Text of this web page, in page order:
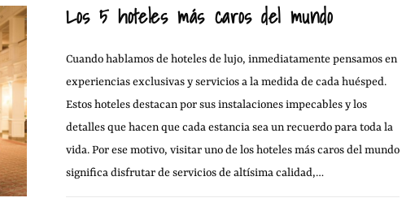
Los 5 hoteles más caros del mundo
Cuando hablamos de hoteles de lujo, inmediatamente pensamos en
experiencias exclusivas y servicios a la medida de cada huésped.
Estos hoteles destacan por sus instalaciones impecables y los
detalles que hacen que cada estancia sea un recuerdo para toda la
vida. Por ese motivo, visitar uno de los hoteles más caros del mundo
significa disfrutar de servicios de altísima calidad,…